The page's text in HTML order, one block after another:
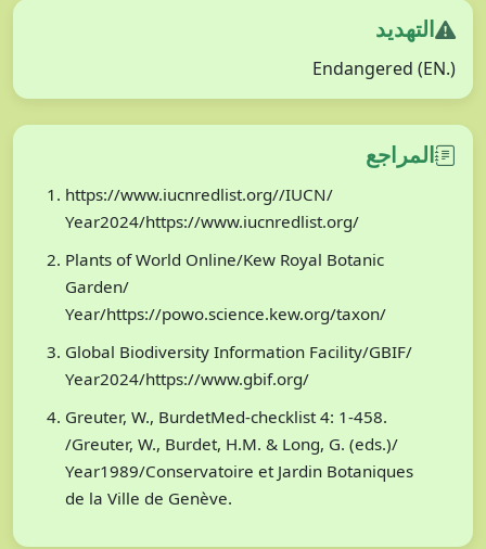
التهديد
Endangered (EN.)
المراجع
https://www.iucnredlist.org//IUCN/
Year2024/https://www.iucnredlist.org/
Plants of World Online/Kew Royal Botanic
Garden/
Year/https://powo.science.kew.org/taxon/
Global Biodiversity Information Facility/GBIF/
Year2024/https://www.gbif.org/
Greuter, W., BurdetMed-checklist 4: 1-458.
/Greuter, W., Burdet, H.M. & Long, G. (eds.)/
Year1989/Conservatoire et Jardin Botaniques
de la Ville de Genève.